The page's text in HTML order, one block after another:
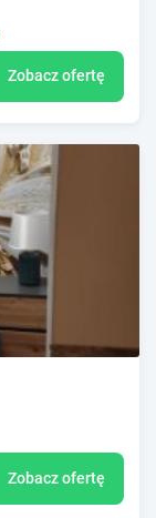
Zobacz ofertę
Zobacz ofertę